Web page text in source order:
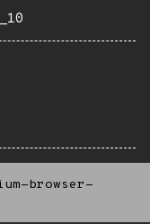
browser-